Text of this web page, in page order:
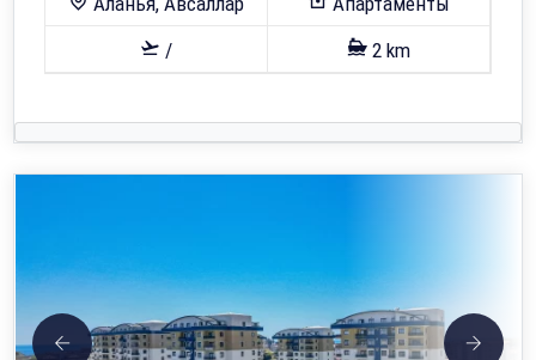
/
2 km